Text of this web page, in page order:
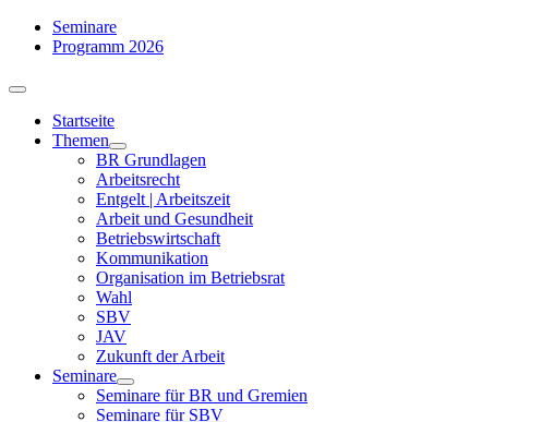
Zum
Inhalt
Seminare
Programm 2026
Toggle
NavigationStartseite
Themen
BR Grundlagen
Arbeits­recht
Entgelt | Arbeitszeit
Arbeit und Gesundheit
Betriebswirtschaft
Kommuni­kation
Organisation im Betriebsrat
Wahl
SBV
JAV
Zukunft der Arbeit
Seminare
Seminare für BR und Gremien
Seminare für SBV